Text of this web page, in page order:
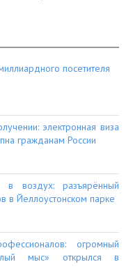
посетителя
электронная виза
гражданам России
в воздух: разъярённый
в Йеллоустонском парке
огромный
мыс» открылся в